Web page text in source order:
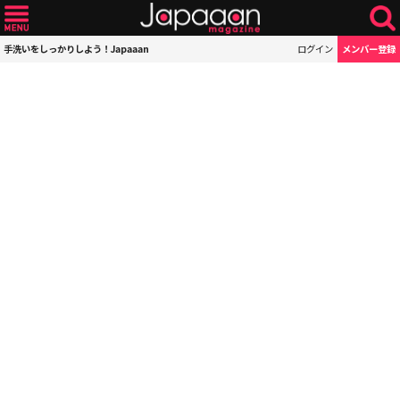
手洗いをしっかりしよう！Japaaan ログイン メンバー登録